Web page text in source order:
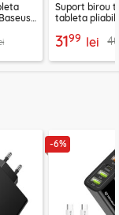
Suport birou
tableta pliabil
3199 lei
-6%